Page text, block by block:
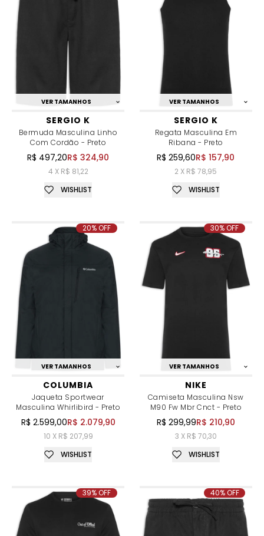
VER TAMANHOS
SERGIO K
Bermuda Masculina Linho
Com Cordão - Preto
R$ 497,20R$ 324,90
4 X R$ 81,22
WISHLIST
VER TAMANHOS
SERGIO K
Regata Masculina Em
Ribana - Preto
R$ 259,60R$ 157,90
2 X R$ 78,95
WISHLIST
VER TAMANHOS
COLUMBIA
Jaqueta Sportwear
Masculina Whirlibird - Preto
R$ 2.599,00R$ 2.079,90
10 X R$ 207,99
20% OFF
WISHLIST
VER TAMANHOS
NIKE
Camiseta Masculina Nsw
M90 Fw Mbr Cnct - Preto
R$ 299,99R$ 210,90
3 X R$ 70,30
30% OFF
WISHLIST
39% OFF 40% OFF